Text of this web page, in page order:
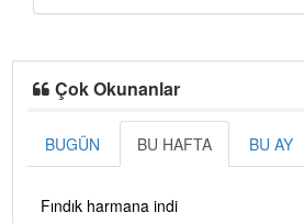
Çok Okunanlar
BUGÜN BU HAFTA BU AY
Fındık harmana indi